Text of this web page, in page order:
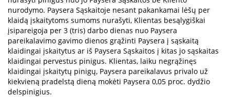
nurodymo. Paysera Sąskaitoje nesant pakankamai lėšų per
klaidą įskaitytoms sumoms nurašyti, Klientas besąlygiškai
įsipareigoja per 3 (tris) darbo dienas nuo Paysera
pareikalavimo gavimo dienos grąžinti Paysera į sąskaitą
klaidingai įskaitytus ar iš Paysera Sąskaitos į kitas jo sąskaitas
klaidingai pervestus pinigus. Klientas, laiku negrąžinęs
klaidingai įskaitytų pinigų, Paysera pareikalavus privalo už
kiekvieną pradelstą dieną mokėti Paysera 0,05 proc. dydžio
delspinigius.